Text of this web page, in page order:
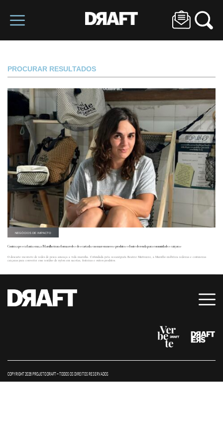
PROCURAR RESULTADOS
NEGÓCIOS DE IMPACTO
Contra a pesca fantasma, a Marulho transforma redes descartadas no mar em novos produtos e fonte de renda para comunidades caiçaras
O descarte incorreto de redes de pesca ameaça a vida marinha. Cofundada pela oceanógrafa Beatriz Mattiuzzo, a Marulho mobiliza redeiras e costureiras
caiçaras para converter esse resíduo de nylon em sacolas, fruteiras e outros produtos.
COPYRIGHT 2026 PROJETO DRAFT – TODOS OS DIREITOS RESERVADOS